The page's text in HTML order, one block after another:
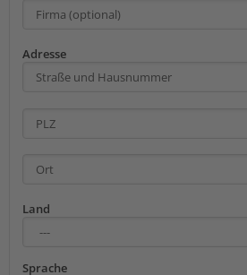
Adresse
Land
Sprache